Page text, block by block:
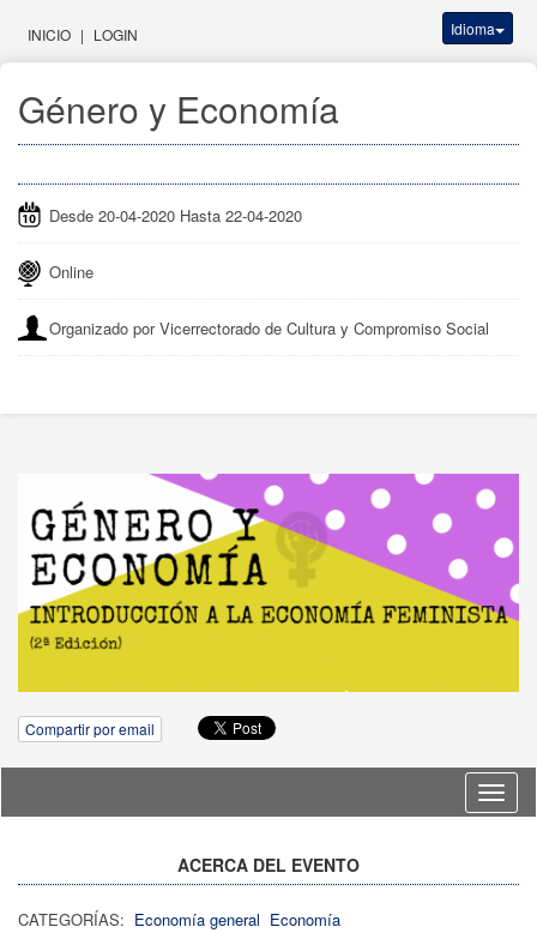
INICIO | LOGIN Idioma
Género y Economía
Desde 20-04-2020 Hasta 22-04-2020
Online
Organizado por Vicerrectorado de Cultura y Compromiso Social
Compartir por email
Idioma
ACERCA DEL EVENTO
CATEGORÍAS: Economía general Economía